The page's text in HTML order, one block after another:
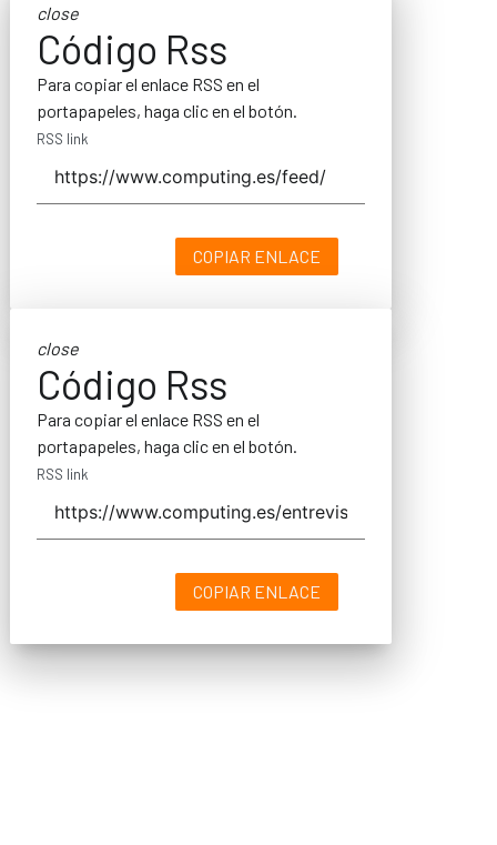
close
Código Rss
Para copiar el enlace RSS en el
portapapeles, haga clic en el botón.
RSS link
COPIAR ENLACE
close
Código Rss
Para copiar el enlace RSS en el
portapapeles, haga clic en el botón.
RSS link
COPIAR ENLACE